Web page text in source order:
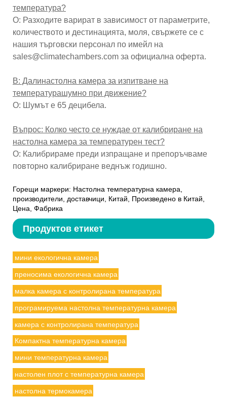
температура?
О: Разходите варират в зависимост от параметрите,
количеството и дестинацията, моля, свържете се с
нашия търговски персонал по имейл на
sales@climatechambers.com за официална оферта.
В: Далинастолна камера за изпитване на
температурашумно при движение?
О: Шумът е 65 децибела.
Въпрос: Колко често се нуждае от калибриране на
настолна камера за температурен тест?
О: Калибрираме преди изпращане и препоръчваме
повторно калибриране веднъж годишно.
Горещи маркери: Настолна температурна камера,
производители, доставчици, Китай, Произведено в Китай,
Цена, Фабрика
Продуктов етикет
мини екологична камера
преносима екологична камера
малка камера с контролирана температура
програмируема настолна температурна камера
камера с контролирана температура
Компактна температурна камера
мини температурна камера
настолен плот с температурна камера
настолна термокамера